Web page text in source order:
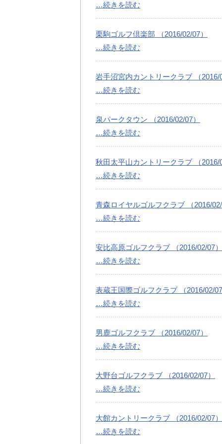
…続きを読む
栗駒ゴルフ倶楽部 （2016/02/07）
…続きを読む
岩手沼宮内カントリークラブ （2016/
…続きを読む
泉パークタウン （2016/02/07）
…続きを読む
秋田太平山カントリークラブ （2016/
…続きを読む
青森ロイヤルゴルフクラブ （2016/02/
…続きを読む
安比高原ゴルフクラブ （2016/02/07）
…続きを読む
表蔵王国際ゴルフクラブ （2016/02/07
…続きを読む
男鹿ゴルフクラブ （2016/02/07）
…続きを読む
大野台ゴルフクラブ （2016/02/07）
…続きを読む
大館カントリークラブ （2016/02/07）
…続きを読む